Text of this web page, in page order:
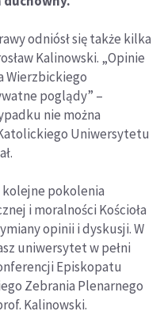
odniósł się także kilka
Kalinowski. „Opinie
Wierzbickiego
poglądy” –
nie można
Uniwersytetu
kolejne pokolenia
i moralności Kościoła
opinii i dyskusji. W
uniwersytet w pełni
Episkopatu
Zebrania Plenarnego
Kalinowski.